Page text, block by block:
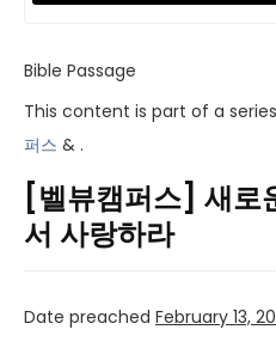
Bible Passage
This content is part of a series
퍼스 & .
[벨뷰캠퍼스] 새로
서 사랑하라
Date preached February 13,